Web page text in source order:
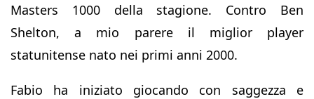
Masters 1000 della stagione. Contro Ben
Shelton, a mio parere il miglior player
statunitense nato nei primi anni 2000.
Fabio ha iniziato giocando con saggezza e